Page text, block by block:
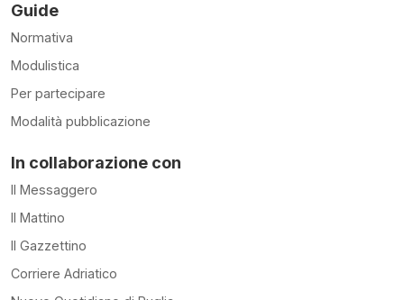
Guide
Normativa
Modulistica
Per partecipare
Modalità pubblicazione
In collaborazione con
Il Messaggero
Il Mattino
Il Gazzettino
Corriere Adriatico